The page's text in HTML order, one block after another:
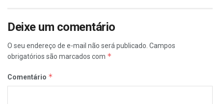
Deixe um comentário
O seu endereço de e-mail não será publicado. Campos
obrigatórios são marcados com *
Comentário *